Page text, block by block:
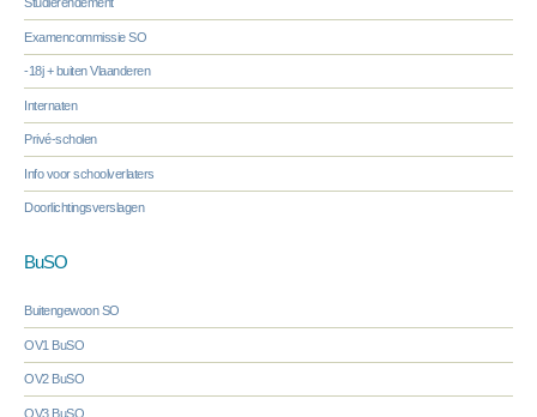
Examencommissie SO
-18j + buiten Vlaanderen
Internaten
Privé-scholen
Info voor schoolverlaters
Doorlichtingsverslagen
BuSO
Buitengewoon SO
OV1 BuSO
OV2 BuSO
OV3 BuSO